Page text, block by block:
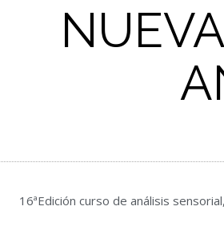
16ªEdición curso de análisis sensorial,